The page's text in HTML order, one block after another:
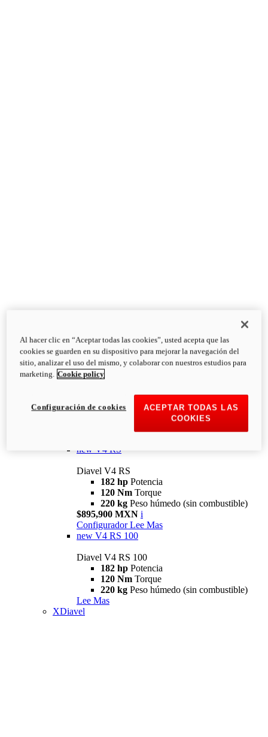
Diavel
V4
Diavel V4
126 NmTorque
223 kg
PESO HÚMEDO SIN
new V4 RS
Diavel V4 RS
182 hp Potencia
120 Nm Torque
220 kg Peso húmedo (sin combustible)
$895,900 MXN i
Configurador Lee Mas
new V4 RS 100
Diavel V4 RS 100
182 hp Potencia
120 Nm Torque
220 kg Peso húmedo (sin combustible)
Lee Mas
XDiavel
Al hacer clic en “Aceptar todas las cookies”, usted acepta que las
cookies se guarden en su dispositivo para mejorar la navegación del
sitio, analizar el uso del mismo, y colaborar con nuestros estudios para
marketing. Cookie policy
ACEPTAR TODAS LAS
COOKIES
Configuración de cookies